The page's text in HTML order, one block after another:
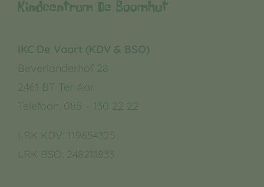
Kindcentrum De Boomhut
IKC De Vaart (KDV & BSO)
Beverlanderhof 28
2461 BT Ter Aar
Telefoon: 085 – 130 22 22
LRK KDV: 119654325
LRK BSO: 248211833